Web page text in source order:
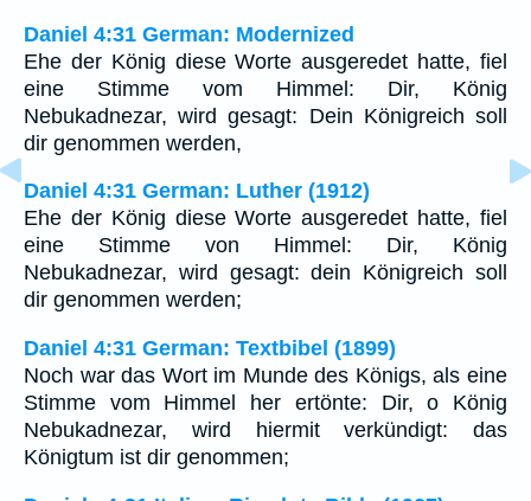
Daniel 4:31 German: Modernized
Ehe der König diese Worte ausgeredet hatte, fiel
eine Stimme vom Himmel: Dir, König
Nebukadnezar, wird gesagt: Dein Königreich soll
dir genommen werden,
Daniel 4:31 German: Luther (1912)
Ehe der König diese Worte ausgeredet hatte, fiel
eine Stimme von Himmel: Dir, König
Nebukadnezar, wird gesagt: dein Königreich soll
dir genommen werden;
Daniel 4:31 German: Textbibel (1899)
Noch war das Wort im Munde des Königs, als eine
Stimme vom Himmel her ertönte: Dir, o König
Nebukadnezar, wird hiermit verkündigt: das
Königtum ist dir genommen;